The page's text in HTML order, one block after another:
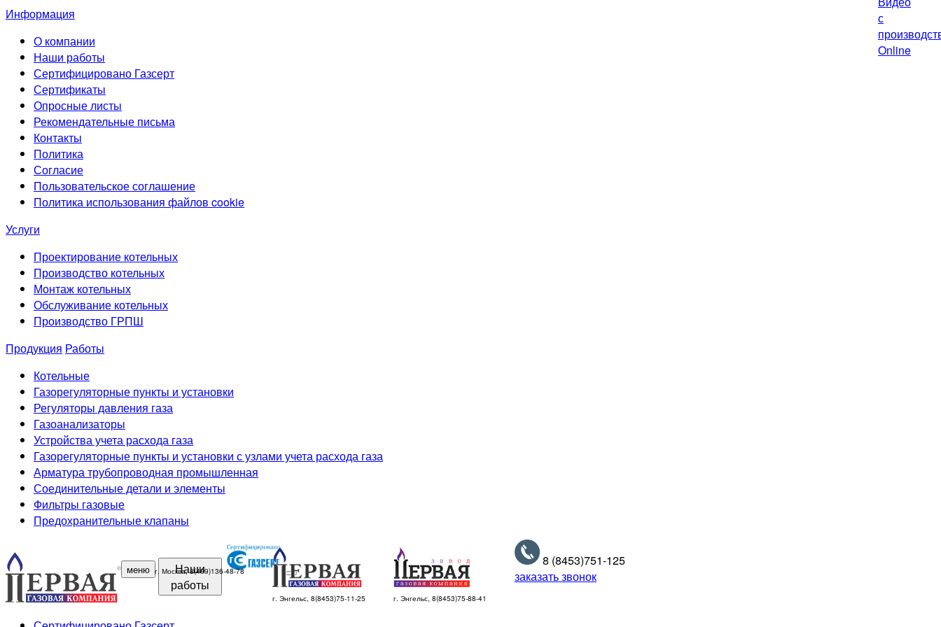
Информация
О компании
Наши работы
Сертифицировано Газсерт
Сертификаты
Опросные листы
Рекомендательные письма
Контакты
Политика
Согласие
Пользовательское соглашение
Политика использования файлов cookie
Услуги
Проектирование котельных
Производство котельных
Монтаж котельных
Обслуживание котельных
Производство ГРПШ
Продукция Работы
Котельные
Газорегуляторные пункты и установки
Регуляторы давления газа
Газоанализаторы
Устройства учета расхода газа
Газорегуляторные пункты и установки с узлами учета расхода газа
Арматура трубопроводная промышленная
Соединительные детали и элементы
Фильтры газовые
Предохранительные клапаны
меню
Наши
работы
г. Москва, 8(499)136-48-78
г. Энгельс, 8(8453)75-11-25 г. Энгельс, 8(8453)75-88-41
8 (8453)751-125
заказать звонок